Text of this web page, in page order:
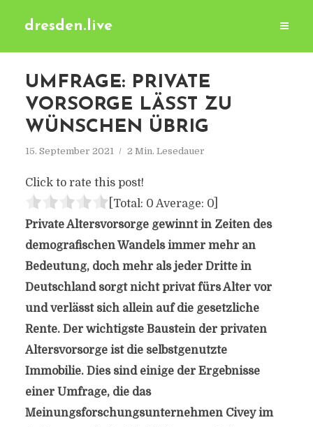
dresden.live
UMFRAGE: PRIVATE
VORSORGE LÄSST ZU
WÜNSCHEN ÜBRIG
15. September 2021 2 Min. Lesedauer
Click to rate this post!
[Total: 0 Average: 0]
Private Altersvorsorge gewinnt in Zeiten des
demografischen Wandels immer mehr an
Bedeutung, doch mehr als jeder Dritte in
Deutschland sorgt nicht privat fürs Alter vor
und verlässt sich allein auf die gesetzliche
Rente. Der wichtigste Baustein der privaten
Altersvorsorge ist die selbstgenutzte
Immobilie. Dies sind einige der Ergebnisse
einer Umfrage, die das
Meinungsforschungsunternehmen Civey im